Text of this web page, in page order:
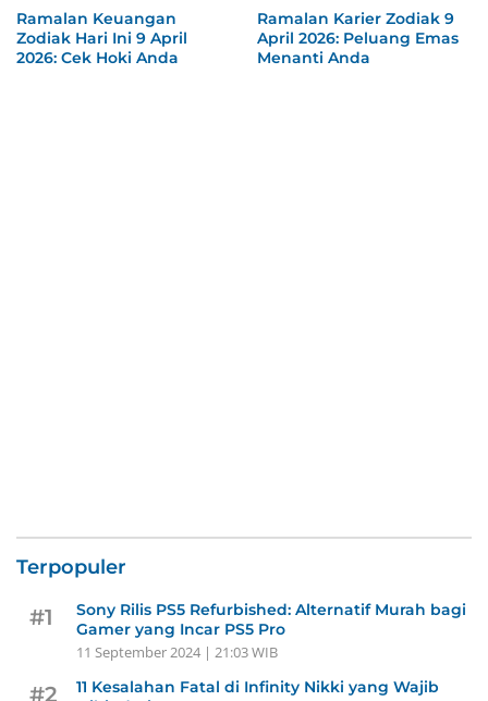
Ramalan Keuangan
Zodiak Hari Ini 9 April
2026: Cek Hoki Anda
Ramalan Karier Zodiak 9
April 2026: Peluang Emas
Menanti Anda
Terpopuler
#1
Sony Rilis PS5 Refurbished: Alternatif Murah bagi
Gamer yang Incar PS5 Pro
11 September 2024 | 21:03 WIB
#2
11 Kesalahan Fatal di Infinity Nikki yang Wajib